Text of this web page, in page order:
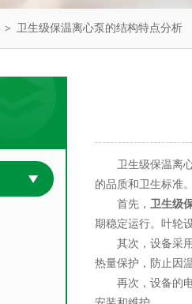
＞ 卫生级保温离心泵的结构特点分析
卫生级保温离心
的品质和卫生标准
首先， 卫生级
期稳定运行。叶轮
其次，设备采用
热量保护，防止因
再次，设备的电